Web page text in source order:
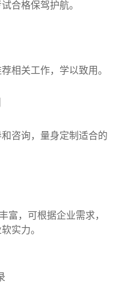
合格保驾护航。
相关工作，学以致用。
咨询，量身定制适合的
富，可根据企业需求，
实力。